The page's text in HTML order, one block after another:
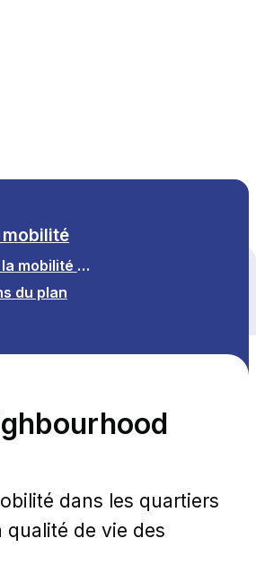
thèmes
Enjeux de la mobilité et Observatoire
du plan
dans les quartiers
qualité de vie des